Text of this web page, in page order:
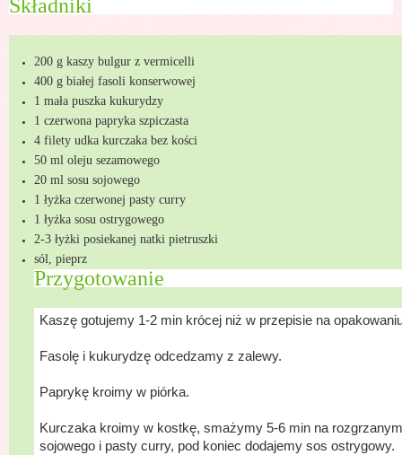
Składniki
200 g kaszy bulgur z vermicelli
400 g białej fasoli konserwowej
1 mała puszka kukurydzy
1 czerwona papryka szpiczasta
4 filety udka kurczaka bez kości
50 ml oleju sezamowego
20 ml sosu sojowego
1 łyżka czerwonej pasty curry
1 łyżka sosu ostrygowego
2-3 łyżki posiekanej natki pietruszki
sól, pieprz
Przygotowanie
Kaszę gotujemy 1-2 min krócej niż w przepisie na
Fasolę i kukurydzę odcedzamy z zalewy.
Paprykę kroimy w piórka.
Kurczaka kroimy w kostkę, smażymy 5-6 min na
sojowego i pasty curry, pod koniec dodajemy sos ostrygowy.